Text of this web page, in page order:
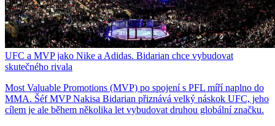
UFC a MVP jako Nike a Adidas. Bidarian chce vybudovat
skutečného rivala
Most Valuable Promotions (MVP) po spojení s PFL míří naplno do
MMA. Šéf MVP Nakisa Bidarian přiznává velký náskok UFC, jeho
cílem je ale během několika let vybudovat druhou globální značku.